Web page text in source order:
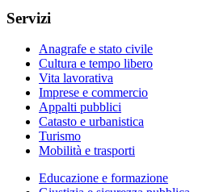
Servizi
Anagrafe e stato civile
Cultura e tempo libero
Vita lavorativa
Imprese e commercio
Appalti pubblici
Catasto e urbanistica
Turismo
Mobilità e trasporti
Educazione e formazione